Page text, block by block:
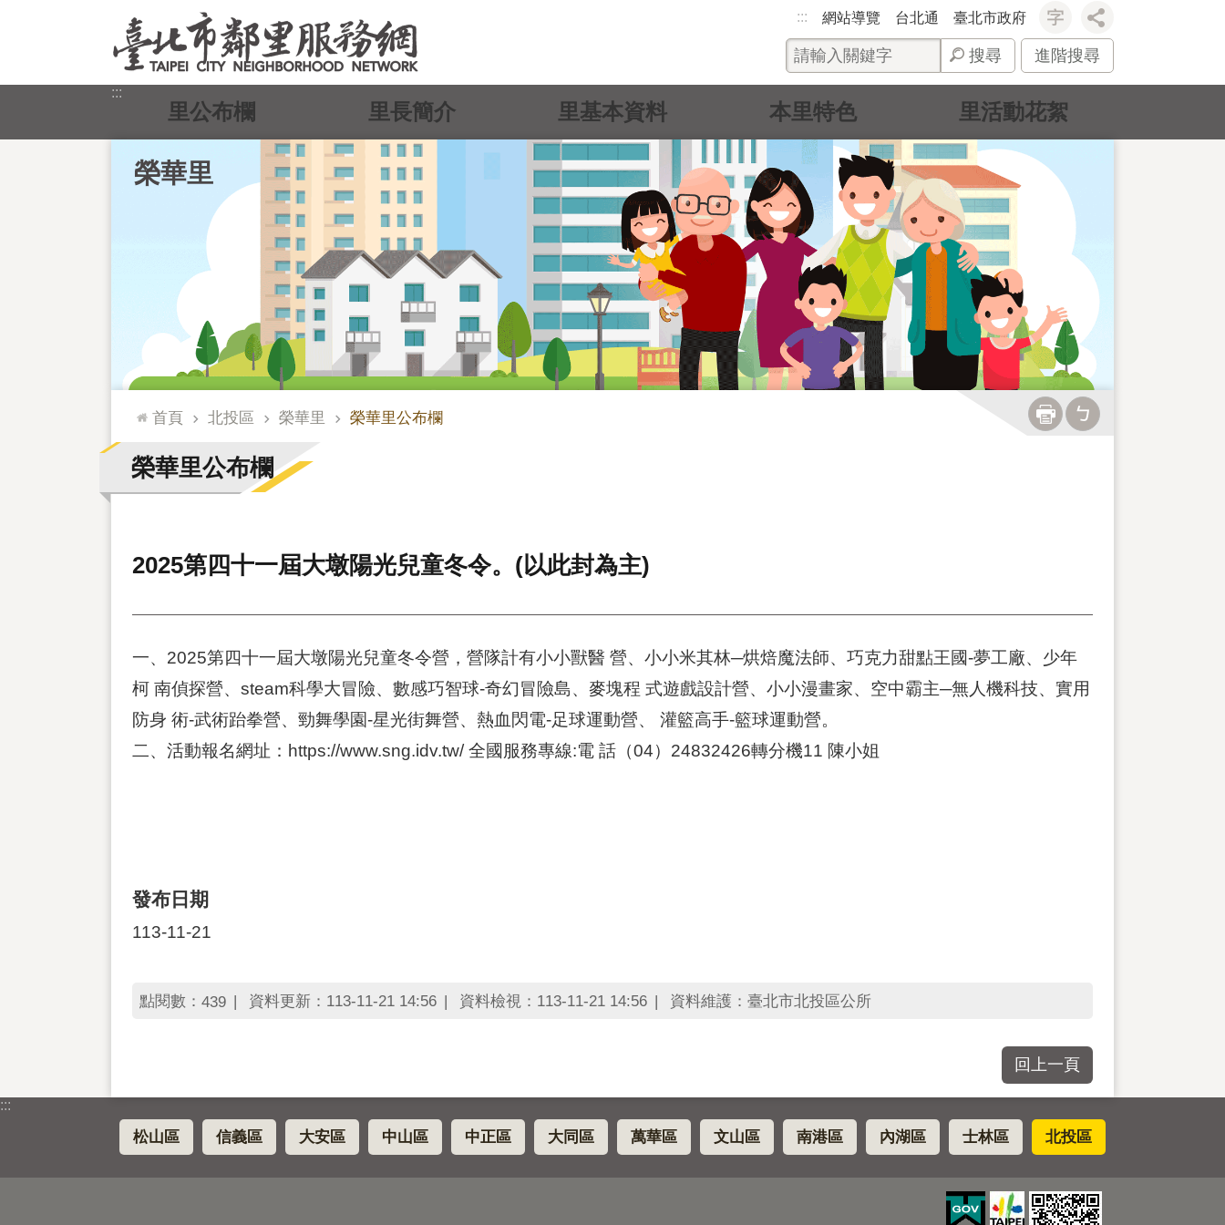
::: 網站導覽 台北通 臺北市政府
搜尋 進階搜尋
:::
榮華里
里公布欄 里長簡介 里基本資料 本里特色 里活動花絮
::: 首頁 北投區 榮華里 榮華里公布欄
榮華里公布欄
2025第四十一屆大墩陽光兒童冬令。(以此封為主)
一、2025第四十一屆大墩陽光兒童冬令營，營隊計有小小獸醫 營、小小米其林─烘焙魔法師、巧克力甜點王國-夢工廠、少年
柯 南偵探營、steam科學大冒險、數感巧智球-奇幻冒險島、麥塊程 式遊戲設計營、小小漫畫家、空中霸主─無人機科技、實用
防身 術-武術跆拳營、勁舞學園-星光街舞營、熱血閃電-足球運動營、 灌籃高手-籃球運動營。
二、活動報名網址：https://www.sng.idv.tw/ 全國服務專線:電 話（04）24832426轉分機11 陳小姐
發布日期
113-11-21
點閱數： 439 資料更新：113-11-21 14:56 資料檢視：113-11-21 14:56 資料維護：臺北市北投區公所
回上一頁
:::
松山區 信義區 大安區 中山區 中正區 大同區 萬華區 文山區 南港區 內湖區 士林區 北投區